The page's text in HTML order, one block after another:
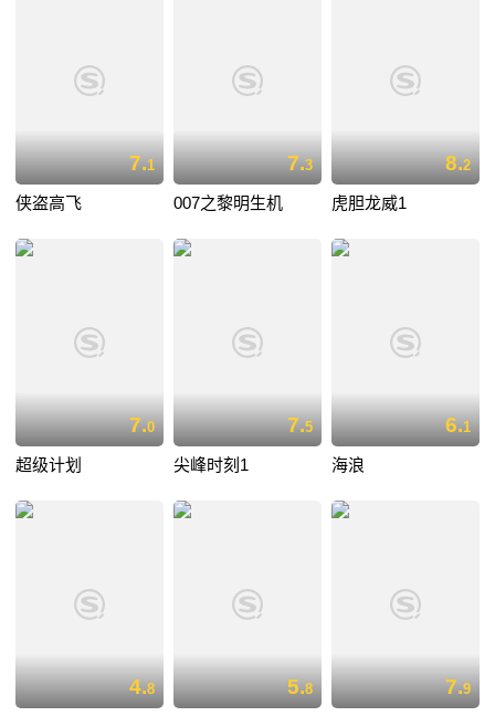
7.1
侠盗高飞
7.3
007之黎明生机
8.2
虎胆龙威1
7.0
超级计划
7.5
尖峰时刻1
6.1
海浪
4.8 5.8 7.9